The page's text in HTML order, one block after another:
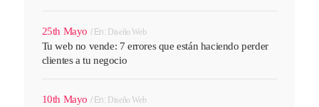
25th Mayo En: Diseño Web
Tu web no vende: 7 errores que están haciendo perder
clientes a tu negocio
10th Mayo En: Diseño Web